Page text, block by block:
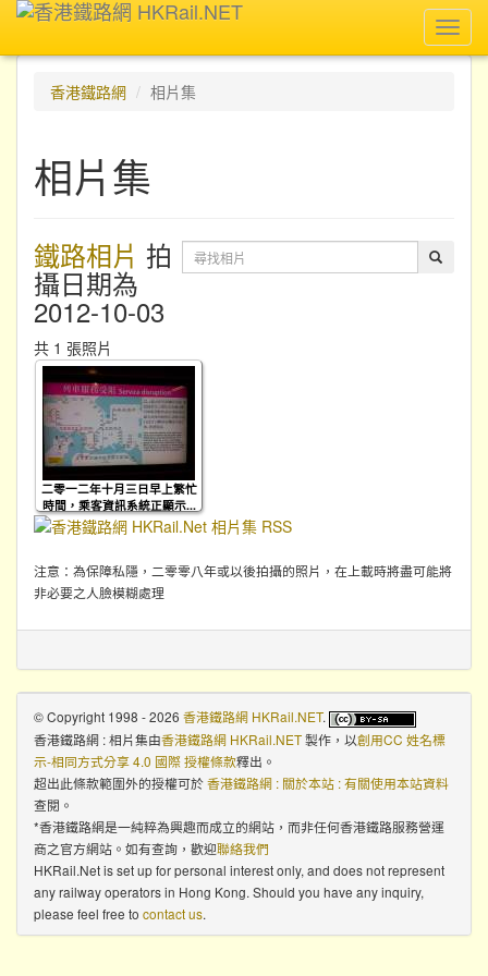
香港鐵路網
相片集
相片集
鐵路相片 拍
攝日期為
2012-10-03
共 1 張照片
二零一二年十月三日早上繁忙
時間，乘客資訊系統正顯示...
注意：為保障私隱，二零零八年或以後拍攝的照片，在上載時將盡可能將
非必要之人臉模糊處理
© Copyright 1998 - 2026 香港鐵路網 HKRail.NET.
香港鐵路網 : 相片集由香港鐵路網 HKRail.NET製作，以創用CC 姓名標
示-相同方式分享 4.0 國際 授權條款釋出。
超出此條款範圍外的授權可於香港鐵路網 : 關於本站 : 有關使用本站資料
查閱。
*香港鐵路網是一純粹為興趣而成立的網站，而非任何香港鐵路服務營運
商之官方網站。如有查詢，歡迎聯絡我們
HKRail.Net is set up for personal interest only, and does not represent
any railway operators in Hong Kong. Should you have any inquiry,
please feel free to contact us.